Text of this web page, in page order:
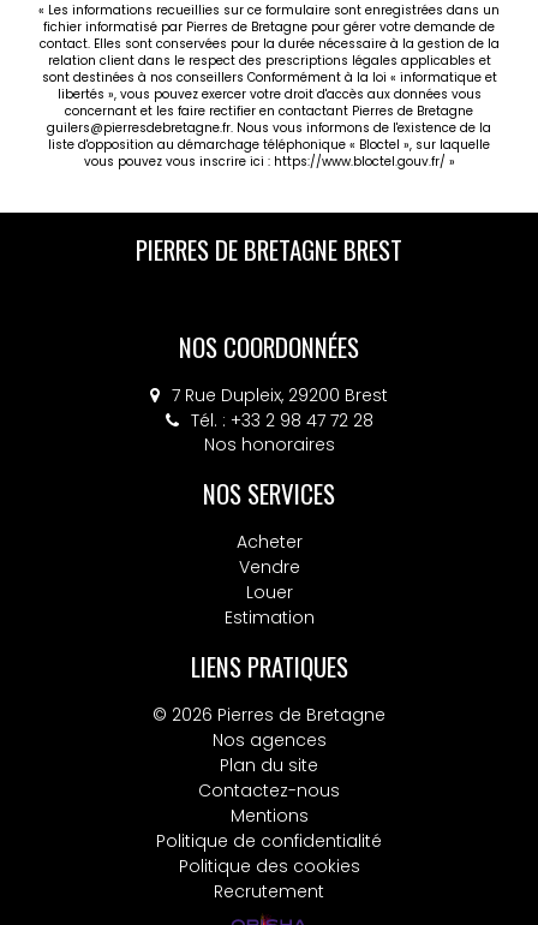
« Les informations recueillies sur ce formulaire sont enregistrées dans un
fichier informatisé par Pierres de Bretagne pour gérer votre demande de
contact. Elles sont conservées pour la durée nécessaire à la gestion de la
relation client dans le respect des prescriptions légales applicables et
sont destinées à nos conseillers Conformément à la loi « informatique et
libertés », vous pouvez exercer votre droit d'accès aux données vous
concernant et les faire rectifier en contactant Pierres de Bretagne
guilers@pierresdebretagne.fr. Nous vous informons de l'existence de la
liste d'opposition au démarchage téléphonique « Bloctel », sur laquelle
vous pouvez vous inscrire ici : https://www.bloctel.gouv.fr/ »
PIERRES DE BRETAGNE BREST
NOS COORDONNÉES
7 Rue Dupleix, 29200 Brest
Tél. : +33 2 98 47 72 28
Nos honoraires
NOS SERVICES
Acheter
Vendre
Louer
Estimation
LIENS PRATIQUES
© 2026 Pierres de Bretagne
Nos agences
Plan du site
Contactez-nous
Mentions
Politique de confidentialité
Politique des cookies
Recrutement